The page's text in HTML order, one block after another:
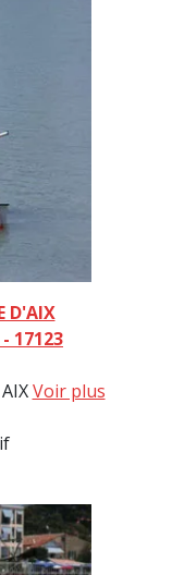
D'AIX
17123
Voir plus